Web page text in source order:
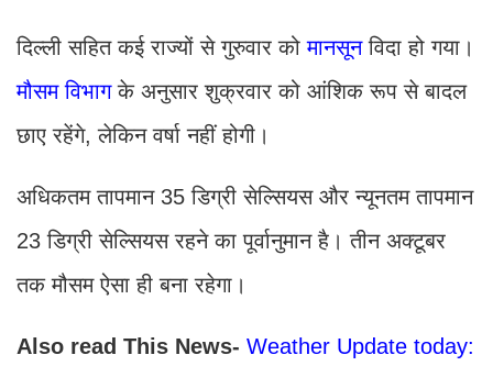
दिल्ली सहित कई राज्यों से गुरुवार कोमानसूनविदा हो गया।
मौसम विभागके अनुसार शुक्रवार को आंशिक रूप से बादल
छाए रहेंगे, लेकिन वर्षा नहीं होगी।
अधिकतम तापमान 35 डिग्री सेल्सियस और न्यूनतम तापमान
23 डिग्री सेल्सियस रहने का पूर्वानुमान है। तीन अक्टूबर
तक मौसम ऐसा ही बना रहेगा।
Also read This News- Weather Update today: